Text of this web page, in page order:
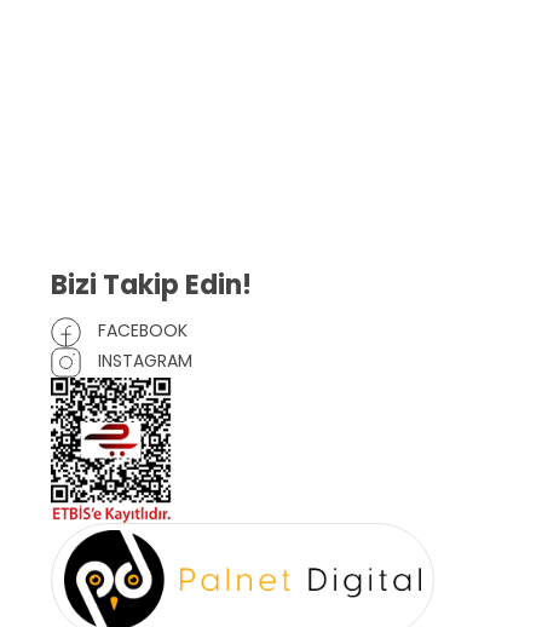
Bizi Takip Edin!
FACEBOOK
INSTAGRAM